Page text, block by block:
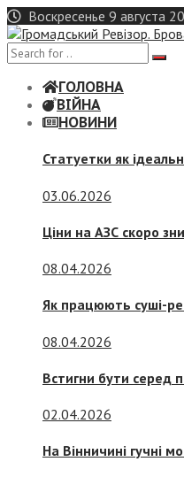
Skip
to
content
Воскресенье 9 августа
ГОЛОВНА
ВІЙНА
НОВИНИ
Статуетки як
03.06.2026
Ціни на АЗС скоро
08.04.2026
Як працюють суші-
08.04.2026
Встигни бути серед
02.04.2026
На Вінничині гучні